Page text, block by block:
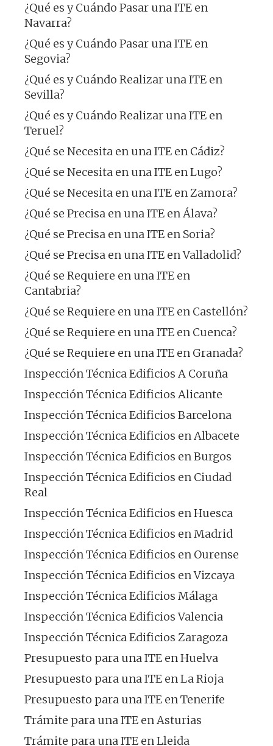
¿Qué es y Cuándo Pasar una ITE en
Navarra?
¿Qué es y Cuándo Pasar una ITE en
Segovia?
¿Qué es y Cuándo Realizar una ITE en
Sevilla?
¿Qué es y Cuándo Realizar una ITE en
Teruel?
¿Qué se Necesita en una ITE en Cádiz?
¿Qué se Necesita en una ITE en Lugo?
¿Qué se Necesita en una ITE en Zamora?
¿Qué se Precisa en una ITE en Álava?
¿Qué se Precisa en una ITE en Soria?
¿Qué se Precisa en una ITE en Valladolid?
¿Qué se Requiere en una ITE en
Cantabria?
¿Qué se Requiere en una ITE en Castellón?
¿Qué se Requiere en una ITE en Cuenca?
¿Qué se Requiere en una ITE en Granada?
Inspección Técnica Edificios A Coruña
Inspección Técnica Edificios Alicante
Inspección Técnica Edificios Barcelona
Inspección Técnica Edificios en Albacete
Inspección Técnica Edificios en Burgos
Inspección Técnica Edificios en Ciudad
Real
Inspección Técnica Edificios en Huesca
Inspección Técnica Edificios en Madrid
Inspección Técnica Edificios en Ourense
Inspección Técnica Edificios en Vizcaya
Inspección Técnica Edificios Málaga
Inspección Técnica Edificios Valencia
Inspección Técnica Edificios Zaragoza
Presupuesto para una ITE en Huelva
Presupuesto para una ITE en La Rioja
Presupuesto para una ITE en Tenerife
Trámite para una ITE en Asturias
Trámite para una ITE en Lleida